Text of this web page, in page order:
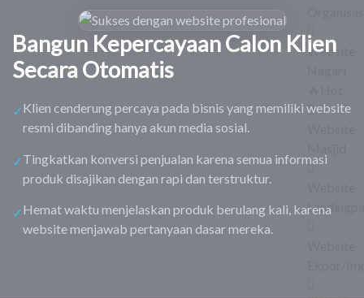
Website
Bangun Kepercayaan Calon Klien
Secara Otomatis
✓Klien cenderung percaya pada bisnis yang memiliki website
resmi dibanding hanya akun media sosial.
✓Tingkatkan konversi penjualan karena semua informasi
produk disajikan dengan rapi dan terstruktur.
✓Hemat waktu menjelaskan produk berulang kali, karena
website menjawab pertanyaan dasar mereka.